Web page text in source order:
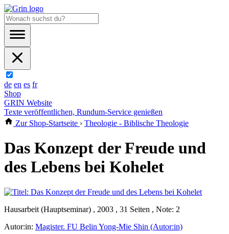
de en es fr
Shop
GRIN Website
Texte veröffentlichen, Rundum-Service genießen
Zur Shop-Startseite › Theologie - Biblische Theologie
Das Konzept der Freude und
des Lebens bei Kohelet
Hausarbeit (Hauptseminar) , 2003 , 31 Seiten , Note: 2
Autor:in: Magister. FU Belin Yong-Mie Shin (Autor:in)